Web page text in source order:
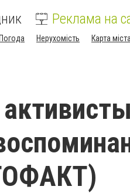
Реклама на
Погода Нерухомість Карта міста